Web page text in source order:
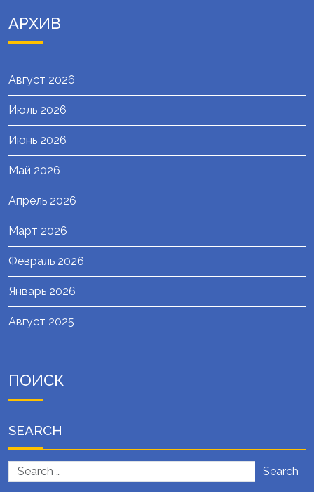
АРХИВ
Август 2026
Июль 2026
Июнь 2026
Май 2026
Апрель 2026
Март 2026
Февраль 2026
Январь 2026
Август 2025
ПОИСК
SEARCH
Search